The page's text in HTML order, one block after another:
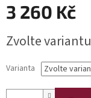
3 260 Kč
cena:
Zvolte variantu
Varianta